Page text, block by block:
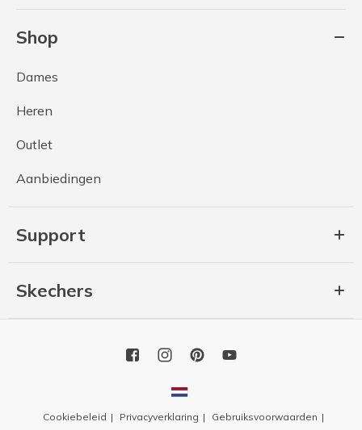
Shop
Dames
Heren
Outlet
Aanbiedingen
Support
Skechers
Cookiebeleid Privacyverklaring Gebruiksvoorwaarden